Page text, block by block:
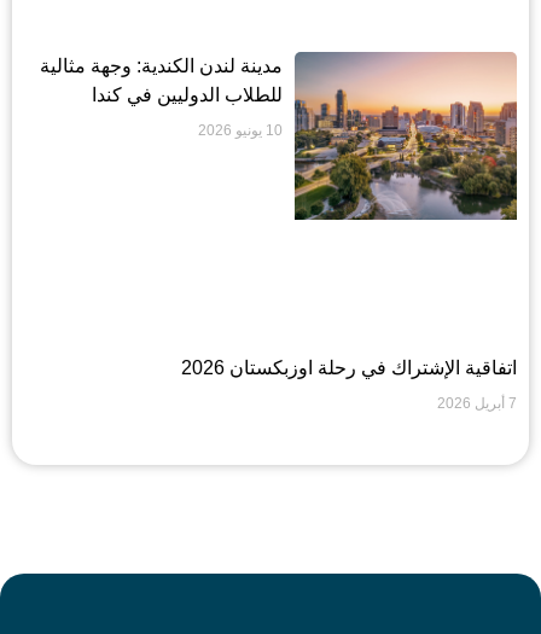
مدينة لندن الكندية: وجهة مثالية
للطلاب الدوليين في كندا
10 يونيو 2026
اتفاقية الإشتراك في رحلة اوزبكستان 2026
7 أبريل 2026